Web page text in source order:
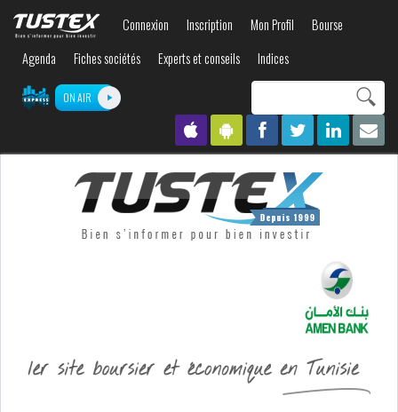
contenu
Connexion Inscription Mon Profil
Bourse
Agenda
Fiches sociétés Experts et conseils Indices
ON AIR
recherche